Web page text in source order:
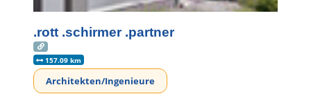
.rott .schirmer .partner
157.09 km
Architekten/Ingenieure